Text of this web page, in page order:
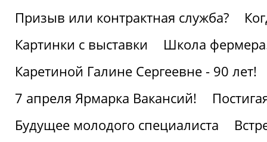
Призыв или контрактная служба?
Картинки с выставки
Школа
Каретиной Галине Сергеевне - 90 лет!
7 апреля Ярмарка Вакансий!
Будущее молодого специалиста